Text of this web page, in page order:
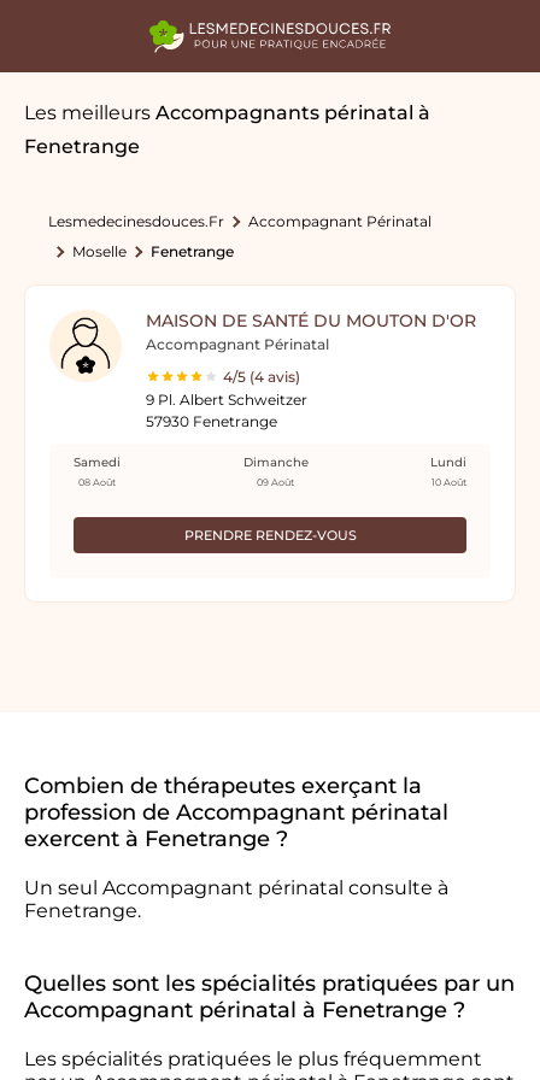
Les meilleurs Accompagnants périnatal à
Fenetrange
Lesmedecinesdouces.fr
Accompagnant Périnatal
Moselle
Fenetrange
MAISON DE SANTÉ DU MOUTON D'OR
Accompagnant Périnatal
4/5 (4 avis)
9 Pl. Albert Schweitzer
57930 Fenetrange
PRENDRE RENDEZ-VOUS
Samedi
08 Août
Dimanche
09 Août
Lundi
10 Août
Combien de thérapeutes exerçant la
profession de Accompagnant périnatal
exercent à Fenetrange ?
Un seul Accompagnant périnatal consulte à
Fenetrange.
Quelles sont les spécialités pratiquées par un
Accompagnant périnatal à Fenetrange ?
Les spécialités pratiquées le plus fréquemment